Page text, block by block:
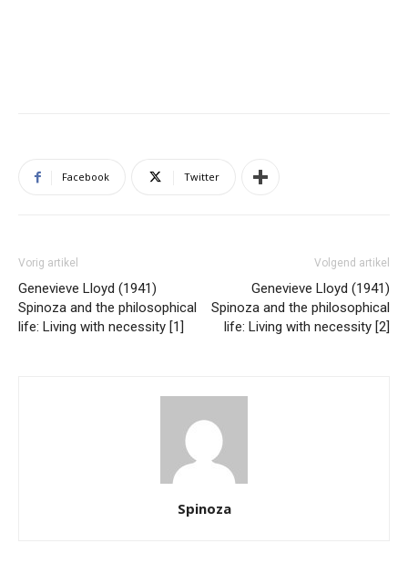
Facebook Twitter
Vorig artikel
Genevieve Lloyd (1941)
Spinoza and the philosophical
life: Living with necessity [1]
Volgend artikel
Genevieve Lloyd (1941)
Spinoza and the philosophical
life: Living with necessity [2]
Spinoza